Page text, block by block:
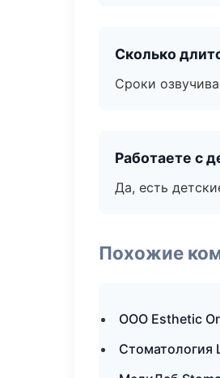
Сколько
Сроки
Работаете с
Да, есть
Похожие
ООО Esthetic
Стоматология